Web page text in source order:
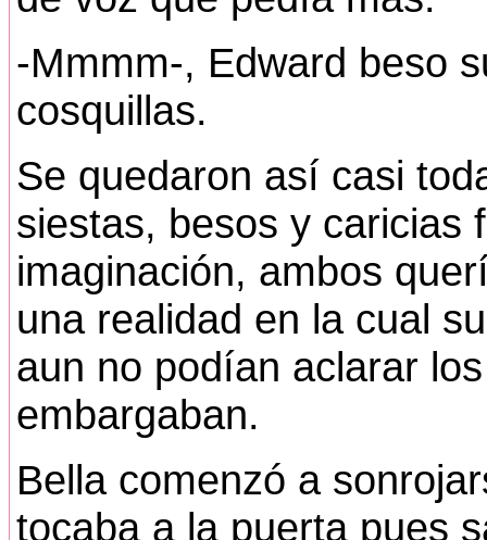
-Mmmm-, Edward beso
cosquillas.
Se quedaron así casi
siestas, besos y caricias
imaginación, ambos
una realidad en la cual
aun no podían aclarar
embargaban.
Bella comenzó a
tocaba a la puerta pues